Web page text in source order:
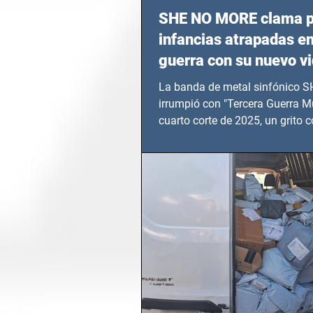
SHE NO MORE clama
infancias atrapadas
guerra con su nuevo
TERCERA GUERRA
La banda de metal sinfónico
irrumpió con "Tercera Guerra
cuarto corte de 2025, un grito
en epicentros bélicos.